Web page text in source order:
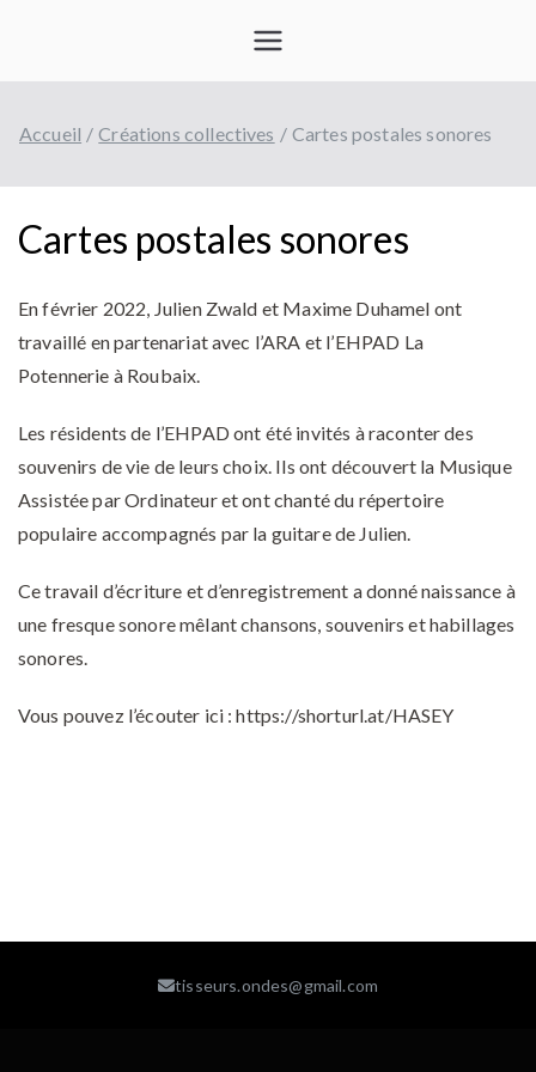
d'ondes
Accueil Créations collectives Cartes postales sonores
Cartes postales sonores
En février 2022, Julien Zwald et Maxime Duhamel ont
travaillé en partenariat avec l’ARA et l’EHPAD La
Potennerie à Roubaix.
Les résidents de l’EHPAD ont été invités à raconter des
souvenirs de vie de leurs choix. Ils ont découvert la Musique
Assistée par Ordinateur et ont chanté du répertoire
populaire accompagnés par la guitare de Julien.
Ce travail d’écriture et d’enregistrement a donné naissance à
une fresque sonore mêlant chansons, souvenirs et habillages
sonores.
Vous pouvez l’écouter ici : https://shorturl.at/HASEY
tisseurs.ondes@gmail.com